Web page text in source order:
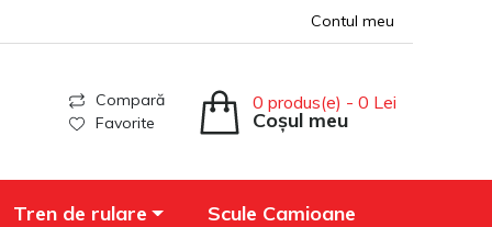
Contul meu
Compară
Favorite
Coșul meu
0 produs(e) - 0 Lei
Tren de rulare Scule Camioane